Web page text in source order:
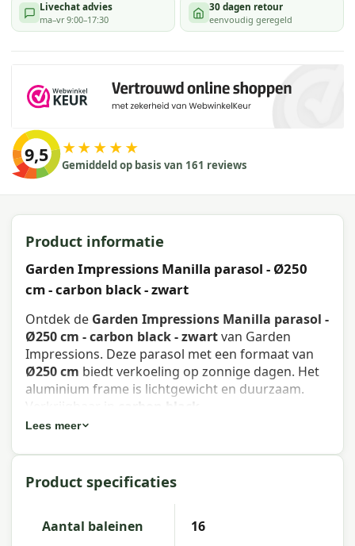
Livechat advies
ma–vr 9:00–17:30
30 dagen retour
eenvoudig geregeld
9,5 ★★★★★
Gemiddeld op basis van 161 reviews
Product informatie
Garden Impressions Manilla parasol - Ø250
cm - carbon black - zwart
Ontdek de Garden Impressions Manilla parasol -
Ø250 cm - carbon black - zwartvan Garden
Impressions. Deze parasol met een formaat van
Ø250 cm biedt verkoeling op zonnige dagen. Het
aluminium frame is lichtgewicht en duurzaam.
Verkrijgbaar in
carbon black
black - zwart
Artikelnummer
Lees meer
Product specificaties
Aantal baleinen 16